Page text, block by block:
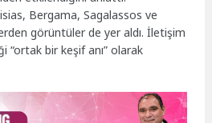
Bergama, Sagalassos ve
görüntüler de yer aldı. İletişim
“ortak bir keşif anı” olarak